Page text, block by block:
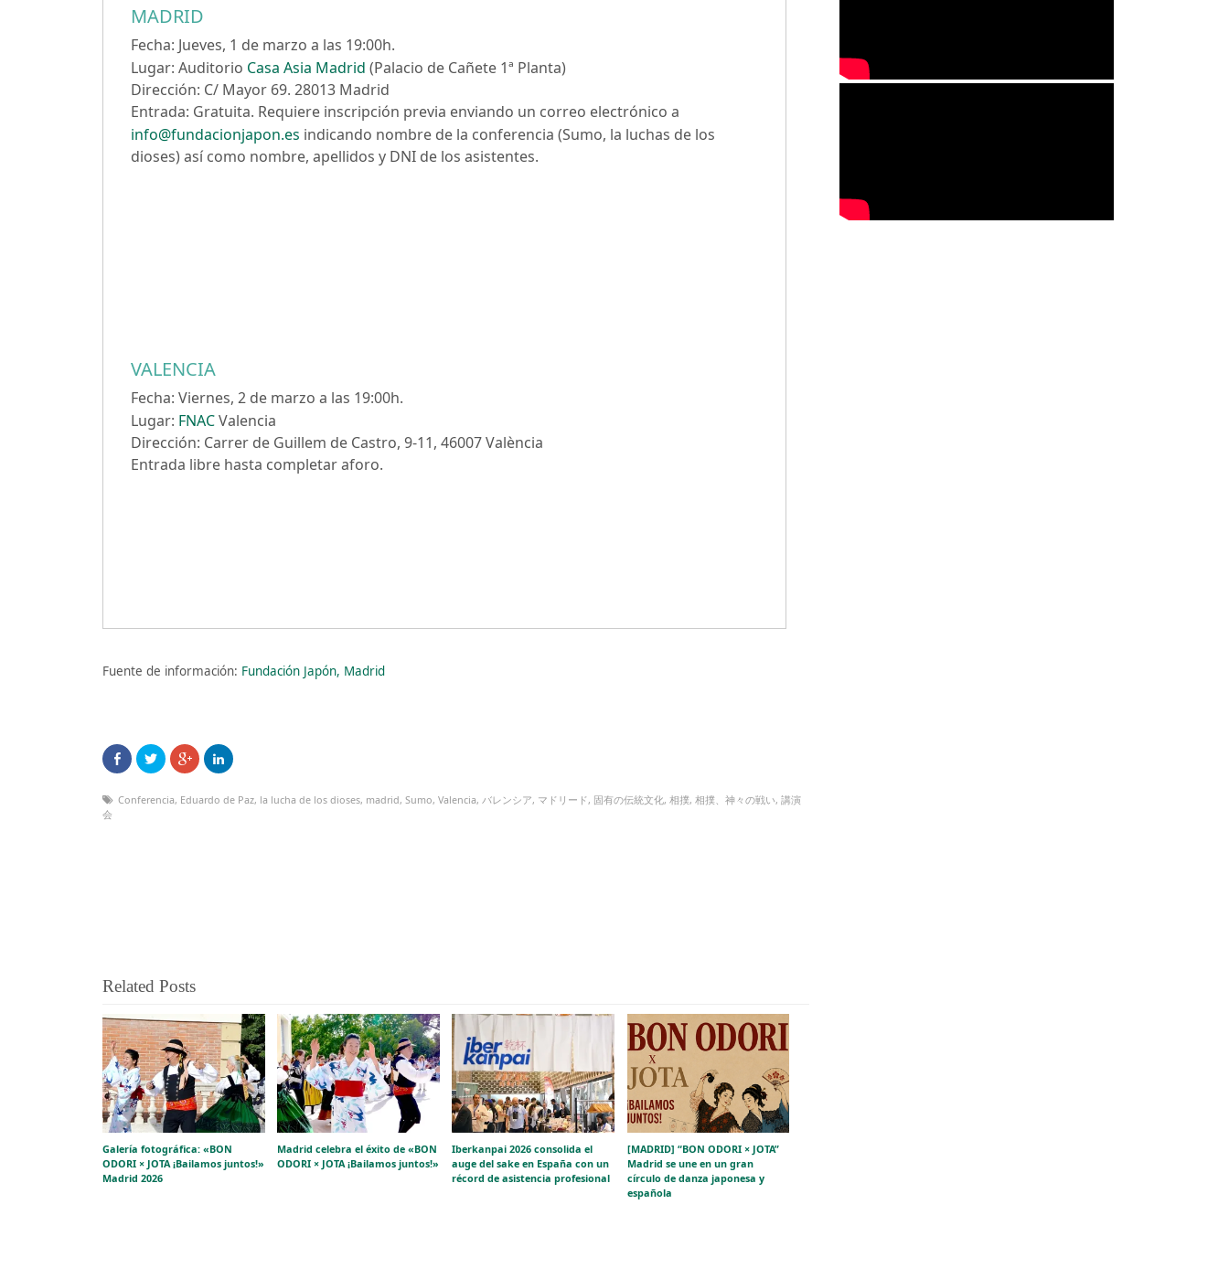
MADRID
Fecha: Jueves, 1 de marzo a las 19:00h.
Lugar: Auditorio Casa Asia Madrid (Palacio de Cañete 1ª Planta)
Dirección: C/ Mayor 69. 28013 Madrid
Entrada: Gratuita. Requiere inscripción previa enviando un correo electrónico a
info@fundacionjapon.es indicando nombre de la conferencia (Sumo, la luchas de los
dioses) así como nombre, apellidos y DNI de los asistentes.
VALENCIA
Fecha: Viernes, 2 de marzo a las 19:00h.
Lugar: FNACValencia
Dirección: Carrer de Guillem de Castro, 9-11, 46007 València
Entrada libre hasta completar aforo.
Fuente de información: Fundación Japón, Madrid
Conferencia, Eduardo de Paz, la lucha de los dioses, madrid, Sumo, Valencia, バレンシア, マドリード, 固有の伝統文化, 相撲, 相撲、神々の戦い, 講演
会
Related Posts
Galería fotográfica: «BON
ODORI × JOTA ¡Bailamos juntos!»
Madrid 2026
Madrid celebra el éxito de «BON
ODORI × JOTA ¡Bailamos juntos!»
Iberkanpai 2026 consolida el
auge del sake en España con un
récord de asistencia profesional
[MADRID] “BON ODORI × JOTA”
Madrid se une en un gran
círculo de danza japonesa y
española